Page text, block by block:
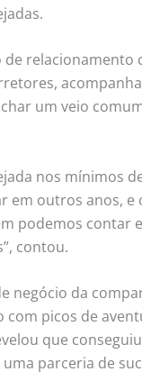
um veio
nos mínimos
em outros anos,
podemos
contou.
da
picos de
que
parceria de